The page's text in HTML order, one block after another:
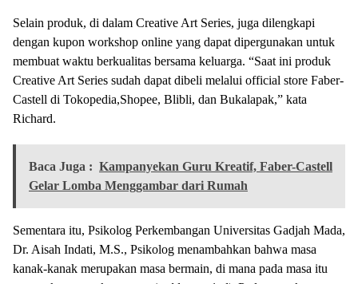
Selain produk, di dalam Creative Art Series, juga dilengkapi
dengan kupon workshop online yang dapat dipergunakan untuk
membuat waktu berkualitas bersama keluarga. “Saat ini produk
Creative Art Series sudah dapat dibeli melalui official store Faber-
Castell di Tokopedia,Shopee, Blibli, dan Bukalapak,” kata
Richard.
Baca Juga : Kampanyekan Guru Kreatif, Faber-Castell
Gelar Lomba Menggambar dari Rumah
Sementara itu, Psikolog Perkembangan Universitas Gadjah Mada,
Dr. Aisah Indati, M.S., Psikolog menambahkan bahwa masa
kanak-kanak merupakan masa bermain, di mana pada masa itu